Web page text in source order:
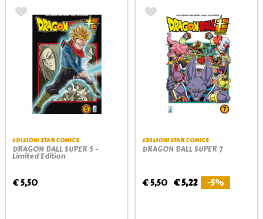
EDIZIONI STAR COMICS
DRAGON BALL SUPER 5 -
Limited Edition
€ 5,50
EDIZIONI STAR COMICS
DRAGON BALL SUPER 7
€ 5,50 € 5,22 -5%